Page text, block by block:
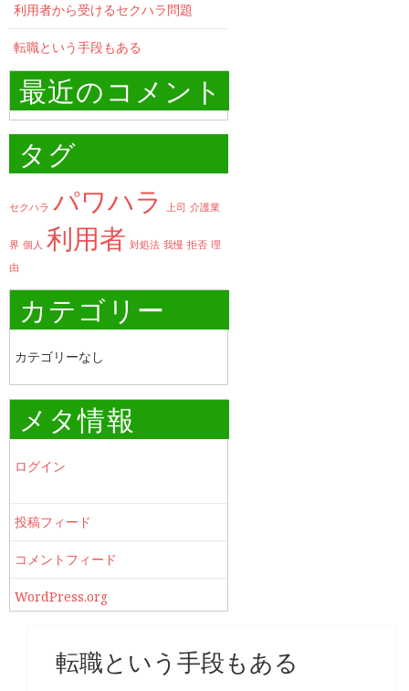
利用者から受けるセクハラ問題
転職という手段もある
最近のコメント
タグ
セクハラ パワハラ 上司 介護業
界 個人 利用者 対処法 我慢 拒否 理
由
カテゴリー
カテゴリーなし
メタ情報
ログイン
投稿フィード
コメントフィード
WordPress.org
転職という手段もある